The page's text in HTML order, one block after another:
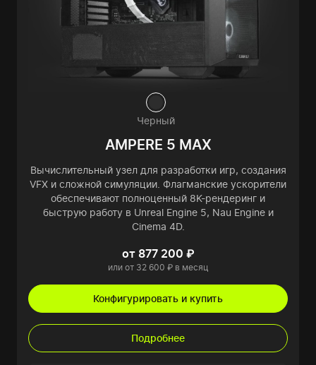
Черный
AMPERE 5 MAX
Вычислительный узел для разработки игр, создания
VFX и сложной симуляции. Флагманские ускорители
обеспечивают полноценный 8K-рендеринг и
быструю работу в Unreal Engine 5, Nau Engine и
Cinema 4D.
от 877 200 ₽
или от 32 600 ₽ в месяц
Конфигурировать и купить
Подробнее